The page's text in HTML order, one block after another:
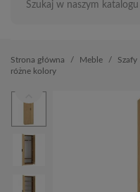
Strona główna Meble Szafy
różne kolory